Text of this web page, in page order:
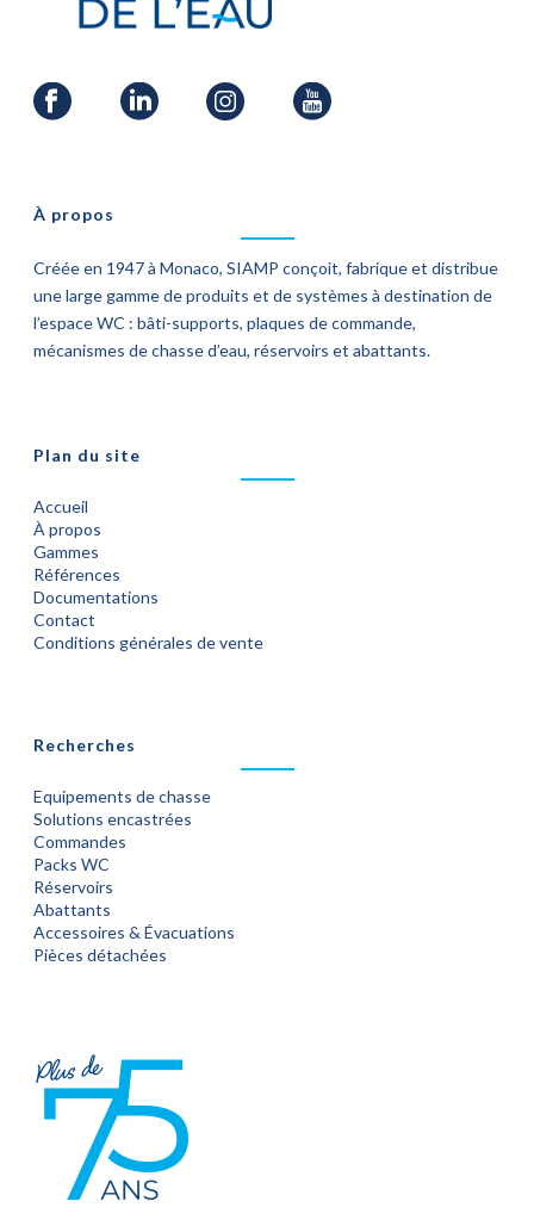
À propos
Créée en 1947 à Monaco, SIAMP conçoit, fabrique et distribue
une large gamme de produits et de systèmes à destination de
l’espace WC : bâti-supports, plaques de commande,
mécanismes de chasse d’eau, réservoirs et abattants.
Plan du site
Accueil
À propos
Gammes
Références
Documentations
Contact
Conditions générales de vente
Recherches
Equipements de chasse
Solutions encastrées
Commandes
Packs WC
Réservoirs
Abattants
Accessoires & Évacuations
Pièces détachées